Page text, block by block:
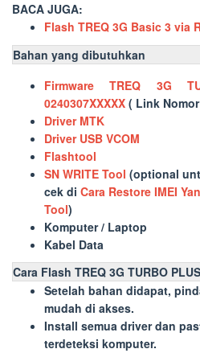
BACA JUGA:
Flash TREQ 3G Basic 3 via
Bahan yang dibutuhkan
Firmware TREQ 3G
0240307XXXXX ( Link
Driver MTK
Driver USB VCOM
Flashtool
SN WRITE Tool (optional
cek di Cara Restore IMEI
Tool)
Komputer / Laptop
Kabel Data
Cara Flash TREQ 3G TURBO PLUS
Setelah bahan didapat,
mudah di akses.
Install semua driver dan
terdeteksi komputer.